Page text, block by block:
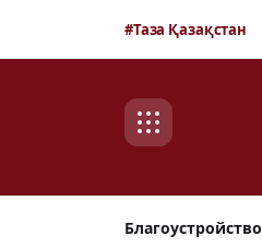
#Таза Қазақстан
Благоустройство